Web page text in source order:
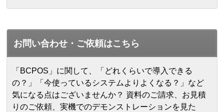
お問い合わせ・ご依頼はこちら
「BCPOS」に関して、「どれくらいで導入できる
の？」「今使っているシステムよりよくなる？」など
気になる点はございませんか？ 資料のご請求、お見積
りのご依頼、実機でのデモンストレーションを見た